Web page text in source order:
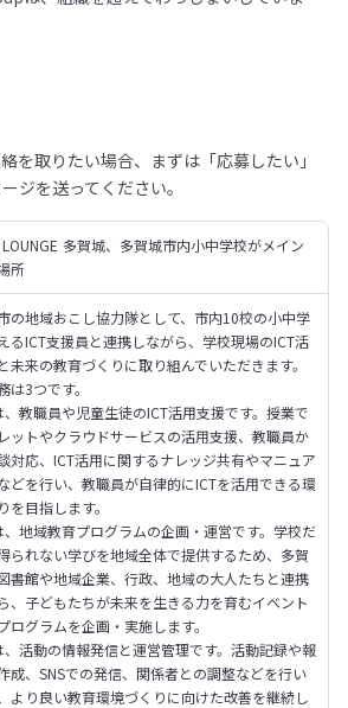
を取りたい場合、まずは「応募したい」
ジを送ってください。
LOUNGE 多賀城、多賀城市内小中学校がメイン
所
の地域おこし協力隊として、市内10校の小中学
るICT支援員と連携しながら、学校現場のICT活
未来の教育づくりに取り組んでいただきます。
は3つです。
、教職員や児童生徒のICT活用支援です。授業で
ットやクラウドサービスの活用支援、教職員か
対応、ICT活用に関するナレッジ共有やマニュア
どを行い、教職員が自律的にICTを活用できる環
を目指します。
、地域教育プログラムの企画・運営です。学校だ
られない学びを地域全体で提供するため、多賀
書館や地域企業、行政、地域の大人たちと連携
、子どもたちが未来を生きる力を育むイベント
ログラムを企画・実施します。
、活動の情報発信と運営管理です。活動記録や報
成、SNSでの発信、関係者との調整などを行い
より良い教育環境づくりに向けた改善を継続し